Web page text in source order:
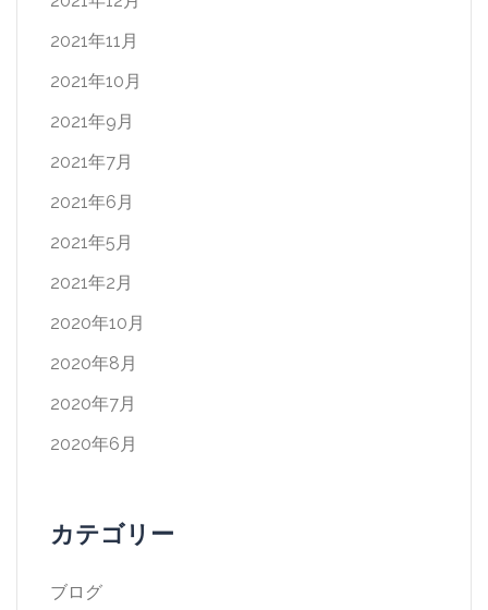
2021年11月
2021年10月
2021年9月
2021年7月
2021年6月
2021年5月
2021年2月
2020年10月
2020年8月
2020年7月
2020年6月
カテゴリー
ブログ